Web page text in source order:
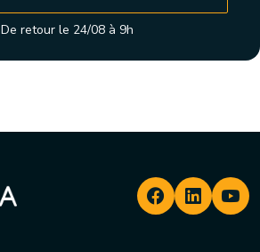
De retour le 24/08 à 9h